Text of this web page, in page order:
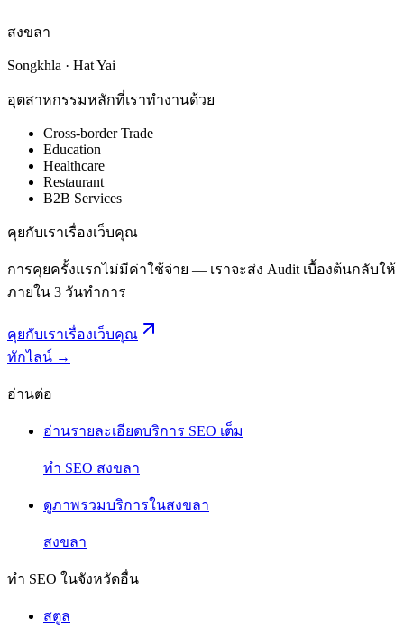
สงขลา
Songkhla · Hat Yai
อุตสาหกรรมหลักที่เราทำงานด้วย
Cross-border Trade
Education
Healthcare
Restaurant
B2B Services
คุยกับเราเรื่องเว็บคุณ
การคุยครั้งแรกไม่มีค่าใช้จ่าย — เราจะส่ง Audit เบื้องต้นกลับให้
ภายใน 3 วันทำการ
คุยกับเราเรื่องเว็บคุณ
ทักไลน์ →
อ่านต่อ
อ่านรายละเอียดบริการ SEO เต็ม
ทำ SEO สงขลา
ดูภาพรวมบริการในสงขลา
สงขลา
ทำ SEO ในจังหวัดอื่น
สตูล